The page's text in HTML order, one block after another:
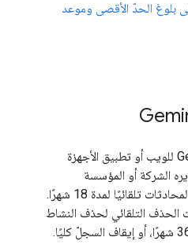
بلوغ الحدّ الأقصى وموعد
عند استخدام تطبيق Gemini للويب أو تطبيق الأجهزة
الشركة أو المؤسسة
التعليمية، يتم حفظ سجلّ المحادثات تلقائيًا لمدة 18 شهرًا.
الحذف التلقائي لحذف النشاط